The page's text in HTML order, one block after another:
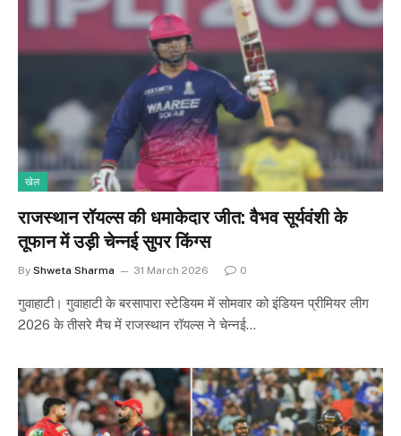
खेल
राजस्थान रॉयल्स की धमाकेदार जीत: वैभव सूर्यवंशी के
तूफान में उड़ी चेन्नई सुपर किंग्स
By Shweta Sharma 31 March 2026 0
गुवाहाटी। गुवाहाटी के बरसापारा स्टेडियम में सोमवार को इंडियन प्रीमियर लीग
2026 के तीसरे मैच में राजस्थान रॉयल्स ने चेन्नई…